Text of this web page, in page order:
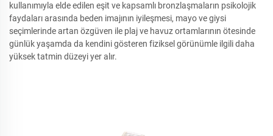
kullanımıyla elde edilen eşit ve kapsamlı bronzlaşmaların psikolojik
faydaları arasında beden imajının iyileşmesi, mayo ve giysi
seçimlerinde artan özgüven ile plaj ve havuz ortamlarının ötesinde
günlük yaşamda da kendini gösteren fiziksel görünümle ilgili daha
yüksek tatmin düzeyi yer alır.